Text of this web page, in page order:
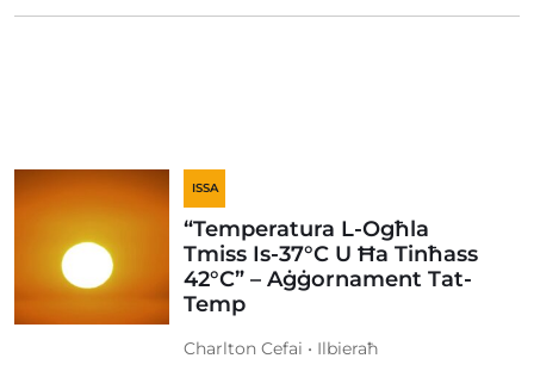
ISSA
“Temperatura L-Ogħla
Tmiss Is-37°C U Ħa Tinħass
42°C” – Aġġornament Tat-
Temp
Charlton Cefai • Ilbieraħ